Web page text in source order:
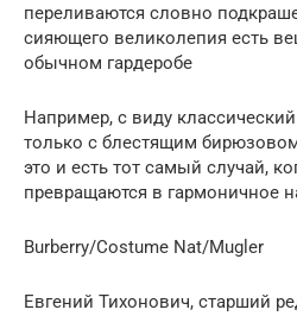
переливаются словно
сияющего великолепия есть
обычном гардеробе
Например, с виду
только с блестящим
это и есть тот самый случай,
превращаются в гармоничное
Burberry/Costume Nat/Mugler
Евгений Тихонович, старший